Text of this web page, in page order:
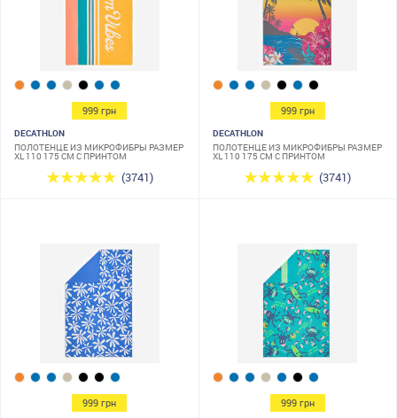
999 грн
DECATHLON
ПОЛОТЕНЦЕ ИЗ МИКРОФИБРЫ РАЗМЕР
XL 110 175 СМ С ПРИНТОМ
(3741)
999 грн
DECATHLON
ПОЛОТЕНЦЕ ИЗ МИКРОФИБРЫ РАЗМЕР
XL 110 175 СМ С ПРИНТОМ
(3741)
999 грн 999 грн